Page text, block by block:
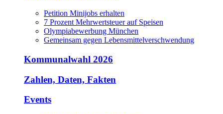
Petition Minijobs erhalten
7 Prozent Mehrwertsteuer auf Speisen
Olympiabewerbung München
Gemeinsam gegen Lebensmittelverschwendung
Kommunalwahl 2026
Zahlen, Daten, Fakten
Events